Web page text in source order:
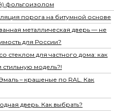
фольгоизолом
порога на битумной основе
металлическая дверь — не
для России?
стеклом для частного дома: как
модель?!
– крашеные по RAL. Как
дверь. Как выбрать?